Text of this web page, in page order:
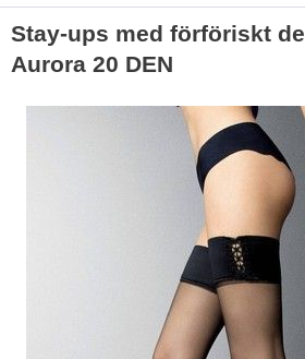
Stay-ups med förföriskt
Aurora 20 DEN